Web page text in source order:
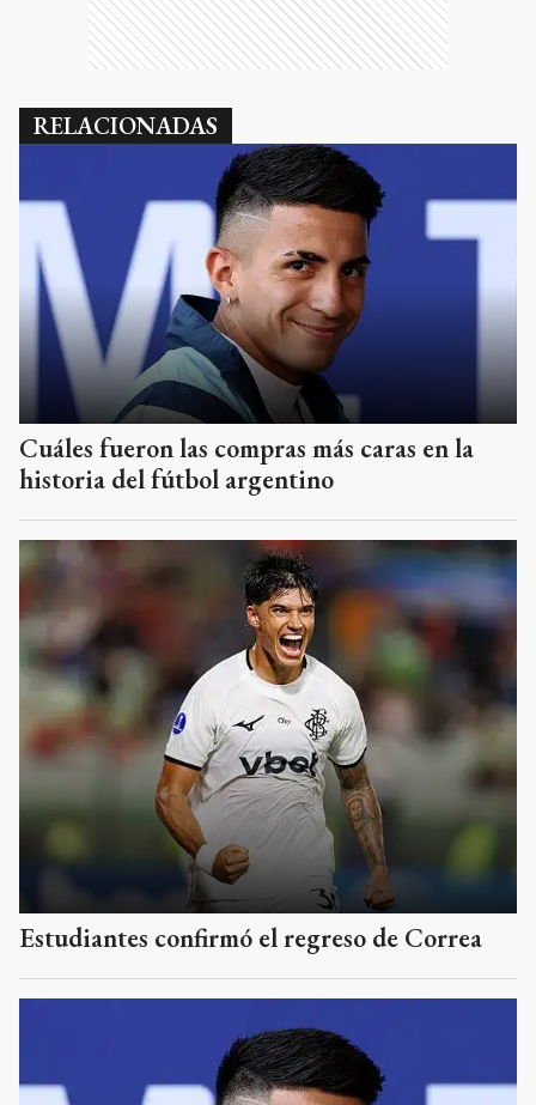
RELACIONADAS
Cuáles fueron las compras más caras en la
historia del fútbol argentino
Estudiantes confirmó el regreso de Correa